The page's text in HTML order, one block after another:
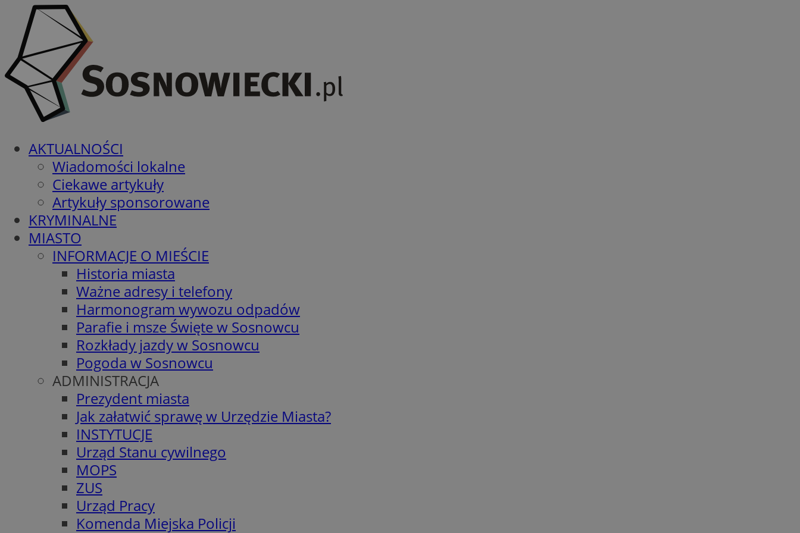
AKTUALNOŚCI
Wiadomości lokalne
Ciekawe artykuły
Artykuły sponsorowane
KRYMINALNE
MIASTO
INFORMACJE O MIEŚCIE
Historia miasta
Ważne adresy i telefony
Harmonogram wywozu odpadów
Parafie i msze Święte w Sosnowcu
Rozkłady jazdy w Sosnowcu
Pogoda w Sosnowcu
ADMINISTRACJA
Prezydent miasta
Jak załatwić sprawę w Urzędzie Miasta?
INSTYTUCJE
Urząd Stanu cywilnego
MOPS
ZUS
Urząd Pracy
Komenda Miejska Policji